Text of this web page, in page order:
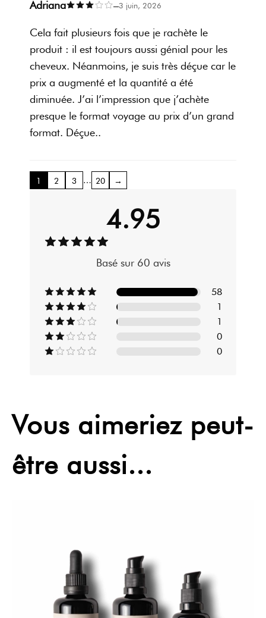
Adriana –3 juin, 2026
Cela fait plusieurs fois que je rachète le
produit : il est toujours aussi génial pour les
cheveux. Néanmoins, je suis très déçue car le
prix a augmenté et la quantité a été
diminuée. J’ai l’impression que j’achète
presque le format voyage au prix d’un grand
format. Déçue..
1 2 3 … 20 →
4.95
Basé sur 60 avis
58
1
1
0
0
Vous aimeriez peut-
être aussi...